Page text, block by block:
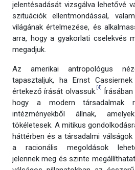
jelentésadását vizsgálva lehetővé
szituációk ellentmondással,
világának értelmezése, és
arra, hogy a gyakorlati cselekvés
megadjuk.
Az amerikai antropológus
tapasztaljuk, ha Ernst
értekező írását olvassuk. [4]
hogy a modern társadalmak
intézményekből állnak,
tökéletesek. A mitikus
háttérben és a társadalmi
a racionális megoldások
jelennek meg és szinte